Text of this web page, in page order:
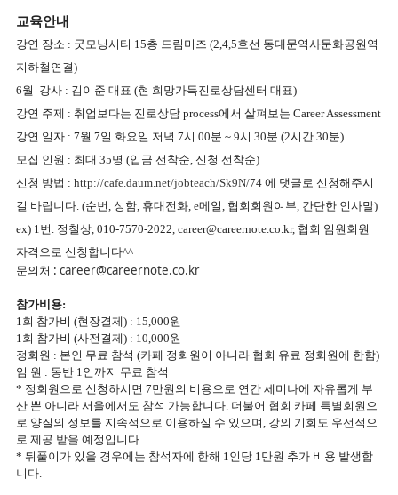
교육안내
강연 장소 : 굿모닝시티 15층 드림미즈 (2,4,5호선 동대문역사문화공원역
지하철연결)
6월 강사 : 김이준 대표 (현 희망가득진로상담센터 대표)
강연 주제 : 취업보다는 진로상담 process에서 살펴보는 Career Assessment
강연 일자 : 7월 7일 화요일 저녁 7시 00분 ~ 9시 30분 (2시간 30분)
모집 인원 : 최대 35명 (입금 선착순, 신청 선착순)
신청 방법 : http://cafe.daum.net/jobteach/Sk9N/74 에 댓글로 신청해주시
길 바랍니다. (순번, 성함, 휴대전화, e메일, 협회회원여부, 간단한 인사말)
ex) 1번. 정철상, 010-7570-2022, career@careernote.co.kr, 협회 임원회원
자격으로 신청합니다^^
문의처 : career@careernote.co.kr
참가비용:
1회 참가비 (현장결제) : 15,000원
1회 참가비 (사전결제) : 10,000원
정회원 : 본인 무료 참석 (카페 정회원이 아니라 협회 유료 정회원에 한함)
임 원 : 동반 1인까지 무료 참석
* 정회원으로 신청하시면 7만원의 비용으로 연간 세미나에 자유롭게 부
산 뿐 아니라 서울에서도 참석 가능합니다. 더불어 협회 카페 특별회원으
로 양질의 정보를 지속적으로 이용하실 수 있으며, 강의 기회도 우선적으
로 제공 받을 예정입니다.
* 뒤풀이가 있을 경우에는 참석자에 한해 1인당 1만원 추가 비용 발생합
니다.